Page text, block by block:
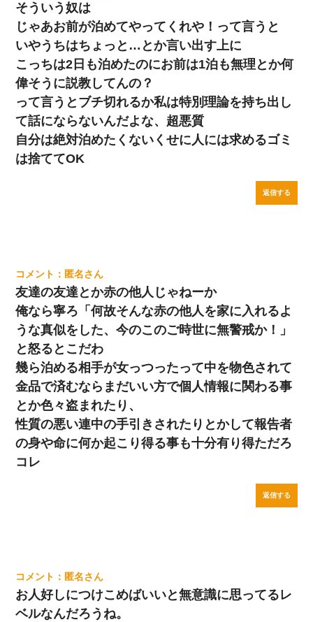
そういう奴は
じゃあお前が泊めてやってくれや！って言うと
いやうちはちょっと…とか言い出す上に
こっちは2日も泊めたのにお前は1泊も無理とか何
偉そうに説教してんの？
って言うとブチ切れるか私は特別理論を持ち出し
て話にならないんだよな、超悪質
自分は絶対泊めたくないくせに人には求めるゴミ
は捨ててOK
返信する
匿名
友達の友達とか赤の他人じゃねーか
俺なら寧ろ「何故そんな赤の他人を家に入れるよ
うな真似をした、今のこのご時世に無警戒か！」
と怒るとこだわ
幾ら泊める相手が女っつったって中を物色されて
金品で済むならまだいい方で個人情報に関わる事
とか色々盗まれたり、
性質の悪い連中の手引きされたりとかして報告者
の身や命に何か起こり得る事も十分有り得ただろ
コレ
返信する
匿名
お人好しにつけこめばいいと無意識に思ってるレ
ベルなんだろうね。